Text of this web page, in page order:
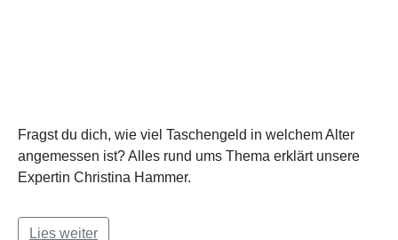
Fragst du dich, wie viel Taschengeld in welchem Alter
angemessen ist? Alles rund ums Thema erklärt unsere
Expertin Christina Hammer.
Lies weiter